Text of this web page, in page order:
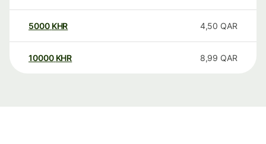
5000 KHR 4,50 QAR
10000 KHR 8,99 QAR